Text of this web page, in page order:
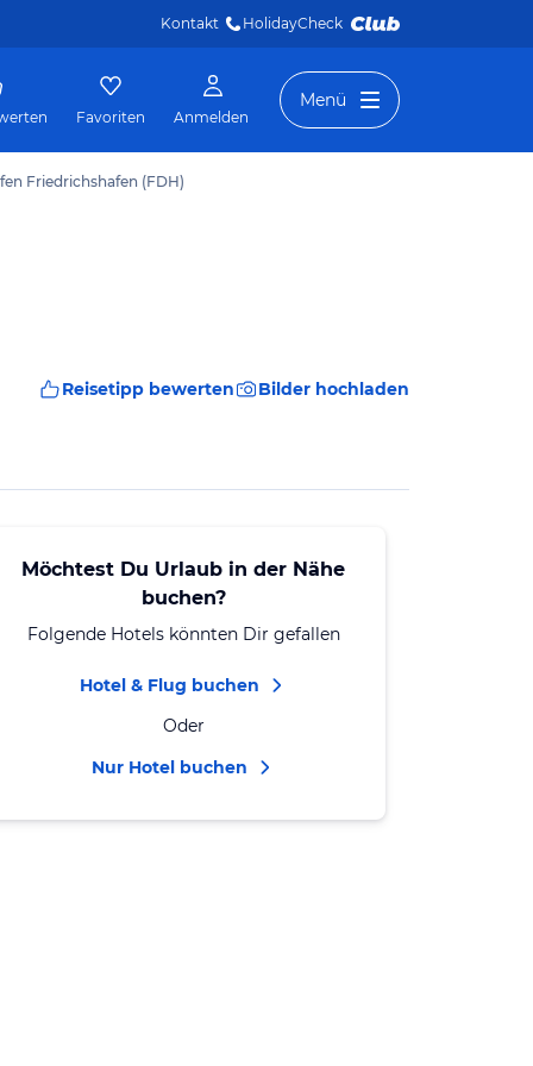
Kontakt HolidayCheck
Favoriten Anmelden
Menü
Friedrichshafen (FDH)
Reisetipp bewerten Bilder hochladen
Möchtest Du Urlaub in der Nähe
buchen?
Folgende Hotels könnten Dir gefallen
Hotel & Flug buchen
Oder
Nur Hotel buchen